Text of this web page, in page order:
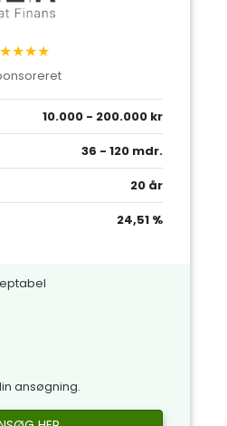
★★★★
10.000 - 200.000 kr
36 - 120 mdr.
20 år
24,51 %
ansøgning.